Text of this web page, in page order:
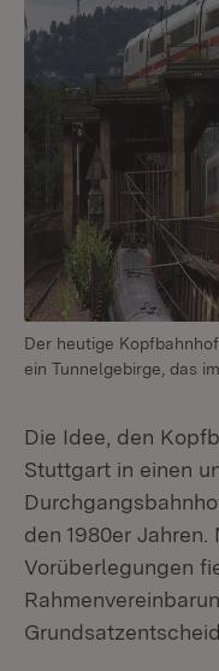
Der heutige
ein Tunnelgebirge, das
Die Idee, den
Stuttgart in einen
den 1980er
Vorüberlegungen